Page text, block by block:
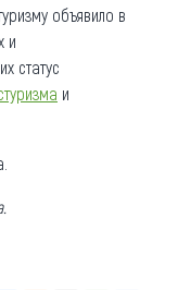
объявило в
и
статус
и